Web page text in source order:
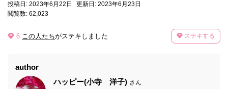
投稿日: 2023年6月22日
更新日: 2023年6月23日
閲覧数: 62,023
6 この人たちがステキしました ステキする
author
ハッピー(小寺 洋子) さん